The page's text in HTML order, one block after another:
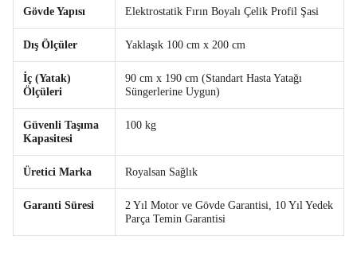
Gövde Yapısı Elektrostatik Fırın Boyalı Çelik Profil Şasi
Dış Ölçüler Yaklaşık 100 cm x 200 cm
İç (Yatak)
Ölçüleri
90 cm x 190 cm (Standart Hasta Yatağı
Süngerlerine Uygun)
Güvenli Taşıma
Kapasitesi
100 kg
Üretici Marka Royalsan Sağlık
Garanti Süresi
2 Yıl Motor ve Gövde Garantisi, 10 Yıl Yedek
Parça Temin Garantisi